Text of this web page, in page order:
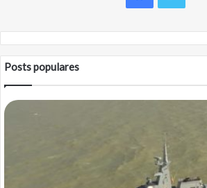
Posts populares